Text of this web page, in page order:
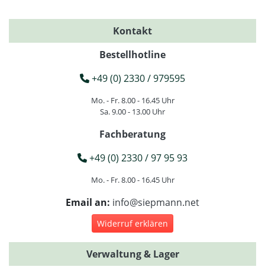
Kontakt
Bestellhotline
+49 (0) 2330 / 979595
Mo. - Fr. 8.00 - 16.45 Uhr
Sa. 9.00 - 13.00 Uhr
Fachberatung
+49 (0) 2330 / 97 95 93
Mo. - Fr. 8.00 - 16.45 Uhr
Email an: info@siepmann.net
Widerruf erklären
Verwaltung & Lager